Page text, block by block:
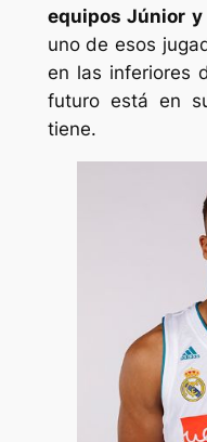
equipos Júnior y
uno de esos
en las inferiores
futuro está en
tiene.